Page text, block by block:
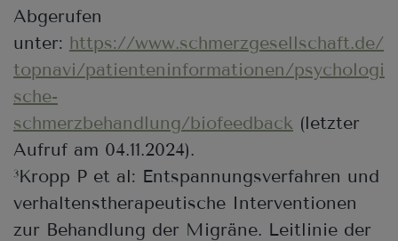
Abgerufen
unter: https://www.schmerzgesellschaft.de/
topnavi/patienteninformationen/psychologi
sche-
schmerzbehandlung/biofeedback (letzter
Aufruf am 04.11.2024).
3Kropp P et al: Entspannungsverfahren und
verhaltenstherapeutische Interventionen
zur Behandlung der Migräne. Leitlinie der